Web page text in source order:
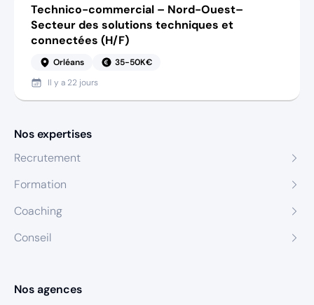
Technico-commercial – Nord-Ouest–
Secteur des solutions techniques et
connectées (H/F)
Orléans
35-50K€
Il y a 22 jours
Nos expertises
Recrutement
Formation
Coaching
Conseil
Nos agences